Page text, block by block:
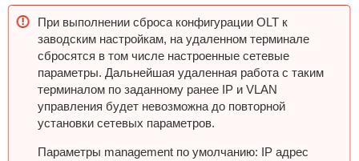
При выполнении сброса конфигурации OLT к
заводским настройкам, на удаленном терминале
сбросятся в том числе настроенные сетевые
параметры. Дальнейшая удаленная работа с таким
терминалом по заданному ранее IP и VLAN
управления будет невозможна до повторной
установки сетевых параметров.
Параметры management по умолчанию: IP адрес